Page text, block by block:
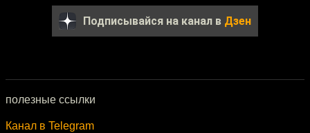
Подписывайся на канал в Дзен
полезные ссылки
Канал в Telegram